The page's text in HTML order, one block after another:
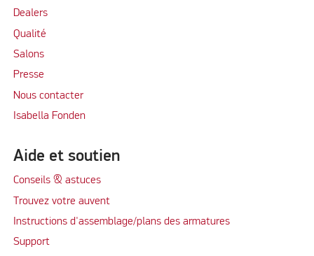
Dealers
Qualité
Salons
Presse
Nous contacter
Isabella Fonden
Aide et soutien
Conseils & astuces
Trouvez votre auvent
Instructions d'assemblage/plans des armatures
Support